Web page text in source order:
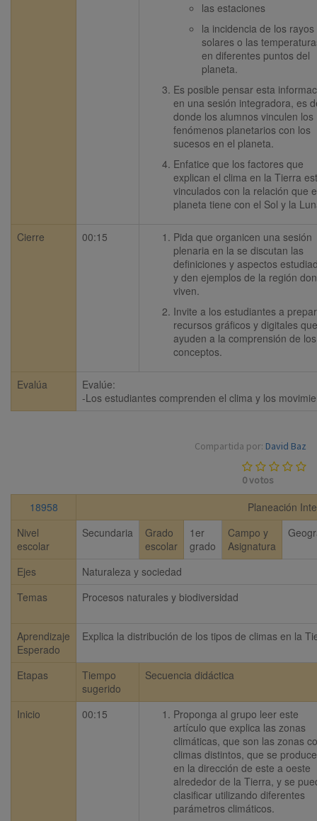
las estaciones
la incidencia de los rayos
solares o las
en diferentes puntos del
planeta.
Es posible pensar esta
en una sesión integradora, es
donde los alumnos vinculen los
fenómenos planetarios con los
sucesos en el planeta.
Enfatice que los factores que
explican el clima en la Tierra
vinculados con la relación que
planeta tiene con el Sol y la
Cierre 00:15
Pida que organicen una sesión
plenaria en la se discutan las
definiciones y aspectos
y den ejemplos de la región
viven.
Invite a los estudiantes a
recursos gráficos y digitales que
ayuden a la comprensión de los
conceptos.
Evalúa
Evalúe:
-Los estudiantes comprenden el clima y los
Compartida por: David Baz
0votos
18958
Planeación
Nivel
escolar
Secundaria
Grado
escolar
1er
grado
Campo y
Asignatura
Ejes
Naturaleza y sociedad
Temas
Procesos naturales y biodiversidad
Aprendizaje
Esperado
Explica la distribución de los tipos de climas en la
Etapas
Tiempo
sugerido
Secuencia didáctica
Inicio 00:15
Proponga al grupo leer este
artículo que explica las zonas
climáticas, que son las zonas
climas distintos, que se
en la dirección de este a oeste
alrededor de la Tierra, y se
clasificar utilizando diferentes
parámetros climáticos.